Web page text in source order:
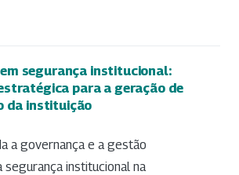
segurança institucional:
para a geração de
da instituição
a governança e a gestão
institucional na